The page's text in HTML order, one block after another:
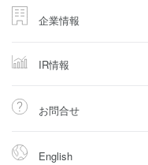
企業情報
IR情報
お問合せ
English